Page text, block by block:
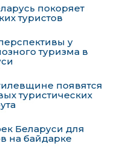
покоряет
туристов
у
туризма в
появятся
туристических
Беларуси для
на байдарке